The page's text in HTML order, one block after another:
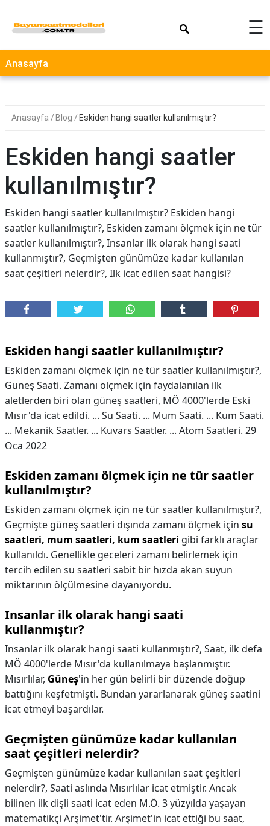
☰
Anasayfa
Anasayfa Blog Eskiden hangi saatler kullanılmıştır?
Eskiden hangi saatler
kullanılmıştır?
Eskiden hangi saatler kullanılmıştır? Eskiden hangi
saatler kullanılmıştır?, Eskiden zamanı ölçmek için ne tür
saatler kullanılmıştır?, Insanlar ilk olarak hangi saati
kullanmıştır?, Geçmişten günümüze kadar kullanılan
saat çeşitleri nelerdir?, Ilk icat edilen saat hangisi?
Eskiden hangi saatler kullanılmıştır?
Eskiden zamanı ölçmek için ne tür saatler kullanılmıştır?,
Güneş Saati. Zamanı ölçmek için faydalanılan ilk
aletlerden biri olan güneş saatleri, MÖ 4000'lerde Eski
Mısır'da icat edildi. ... Su Saati. ... Mum Saati. ... Kum Saati.
... Mekanik Saatler. ... Kuvars Saatler. ... Atom Saatleri. 29
Oca 2022
Eskiden zamanı ölçmek için ne tür saatler
kullanılmıştır?
Eskiden zamanı ölçmek için ne tür saatler kullanılmıştır?,
Geçmişte güneş saatleri dışında zamanı ölçmek için su
saatleri, mum saatleri, kum saatleri gibi farklı araçlar
kullanıldı. Genellikle geceleri zamanı belirlemek için
tercih edilen su saatleri sabit bir hızda akan suyun
miktarının ölçülmesine dayanıyordu.
Insanlar ilk olarak hangi saati
kullanmıştır?
Insanlar ilk olarak hangi saati kullanmıştır?, Saat, ilk defa
MÖ 4000'lerde Mısır'da kullanılmaya başlanmıştır.
Mısırlılar, Güneş'in her gün belirli bir düzende doğup
battığını keşfetmişti. Bundan yararlanarak güneş saatini
icat etmeyi başardılar.
Geçmişten günümüze kadar kullanılan
saat çeşitleri nelerdir?
Geçmişten günümüze kadar kullanılan saat çeşitleri
nelerdir?, Saati aslında Mısırlılar icat etmiştir. Ancak
bilinen ilk dişli saati icat eden M.Ö. 3 yüzyılda yaşayan
matematikçi Arşimet'tir. Arşimet'in icat ettiği bu saat,